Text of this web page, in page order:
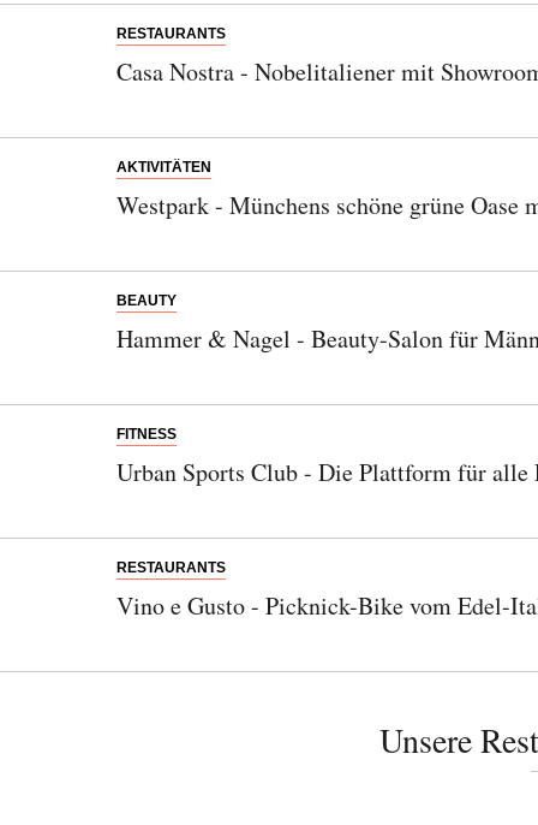
RESTAURANTS
Casa Nostra - Nobelitaliener mit
AKTIVITÄTEN
Westpark - Münchens schöne grüne Oase
BEAUTY
Hammer & Nagel - Beauty-Salon für
FITNESS
Urban Sports Club - Die Plattform für alle
RESTAURANTS
Vino e Gusto - Picknick-Bike vom Edel-
Unsere